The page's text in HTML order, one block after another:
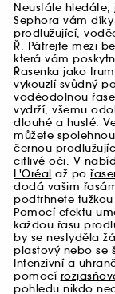
Neustále
Sephora vám
prodlužující,
Ř. Pátrejte mezi
která vám
Řasenka jako
vykouzlí svůdný
voděodolnou
vydrží, všemu
dlouhé a husté.
můžete
černou
citlivé oči. V
L'Oréal až po
dodá vašim
podtrhnete
Pomocí efektu
každou řasu
by se nestyděla
plastový nebo se
Intenzivní a
pomocí
pohledu nikdo